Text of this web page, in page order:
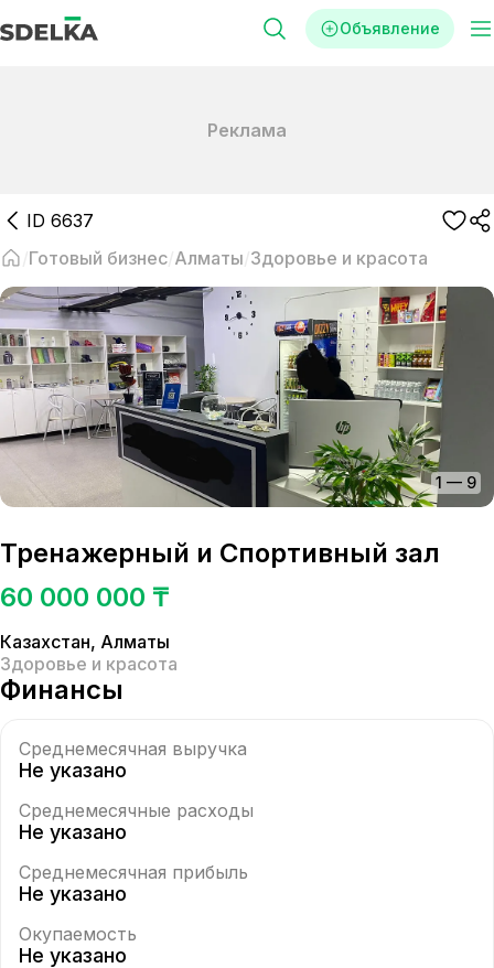
Объявление
Реклама
ID 6637
Готовый бизнес Алматы Здоровье и красота
1 — 9
Тренажерный и Спортивный зал
60 000 000 ₸
Казахстан, Алматы
Здоровье и красота
Финансы
Среднемесячная выручка
Не указано
Среднемесячные расходы
Не указано
Среднемесячная прибыль
Не указано
Окупаемость
Не указано